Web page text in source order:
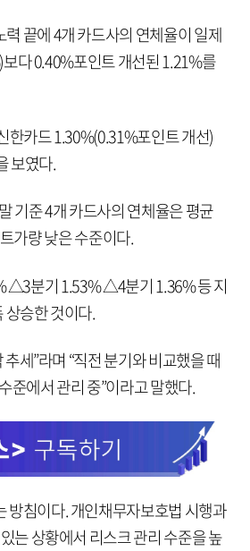
끝에 4개 카드사의 연체율이 일제
다 0.40%포인트 개선된 1.21%를
카드 1.30%(0.31%포인트 개선)
보였다.
기준 4개 카드사의 연체율은 평균
가량 낮은 수준이다.
△3분기 1.53% △4분기 1.36% 등 지
상승한 것이다.
세”라며 “직전 분기와 비교했을 때
준에서 관리 중”이라고 말했다.
방침이다. 개인채무자보호법 시행과
는 상황에서 리스크 관리 수준을 높